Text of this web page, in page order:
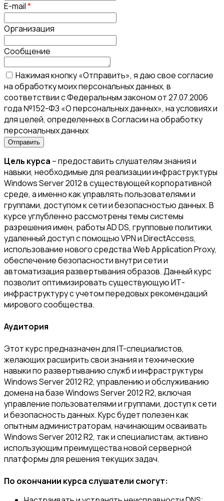
E-mail*
Организация
Сообщение
Нажимая кнопку «Отправить», я даю свое согласие
на обработку моих персональных данных, в
соответствии с Федеральным законом от 27.07.2006
года №152-ФЗ «О персональных данных», на условиях и
для целей, определенных в Согласии на обработку
персональных данных
Цель курса – предоставить слушателям знания и
навыки, необходимые для реализации инфраструктуры
Windows Server 2012 в существующей корпоративной
среде, а именно как управлять пользователями и
группами, доступом к сети и безопасностью данных. В
курсе углубленно рассмотрены темы системы
разрешения имен, работы AD DS, групповые политики,
удаленный доступ с помощью VPN и DirectAccess,
использование нового средства Web Application Proxy,
обеспечение безопасности внутри сети и
автоматизация развертывания образов. Данный курс
позволит оптимизировать существующую ИТ-
инфраструктуру с учетом передовых рекомендаций
мирового сообщества.
Аудитория
Этот курс предназначен для IT-специалистов,
желающих расширить свои знания и технические
навыки по развертыванию служб и инфраструктуры
Windows Server 2012 R2, управлению и обслуживанию
домена на базе Windows Server 2012 R2, включая
управление пользователями и группами, доступ к сети
и безопасность данных. Курс будет полезен как
опытным администраторам, начинающим осваивать
Windows Server 2012 R2, так и специалистам, активно
использующим преимущества новой серверной
платформы для решения текущих задач.
По окончании курса слушатели смогут: